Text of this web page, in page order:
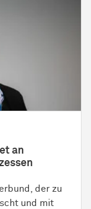
an
der zu
und mit